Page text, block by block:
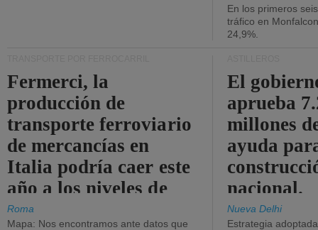
En los primeros
tráfico en
24,9%.
Fermerci, la
producción de
transporte ferroviario
de mercancías en
Italia podría caer este
año a los niveles de
2015.
Roma
Mapa: Nos encontramos ante datos que
El
aprueba
millones
ayuda
nacional.
Nueva Delhi
Estrategia